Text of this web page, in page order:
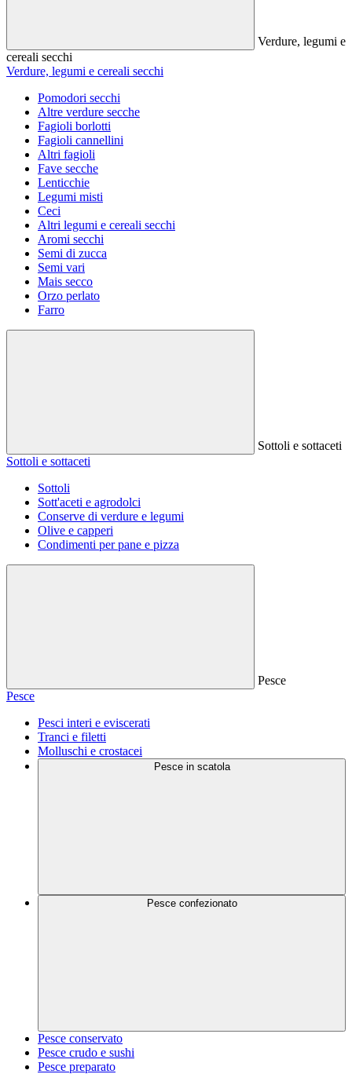
Verdure, legumi e
cereali secchi
Verdure, legumi e cereali secchi
Pomodori secchi
Altre verdure secche
Fagioli borlotti
Fagioli cannellini
Altri fagioli
Fave secche
Lenticchie
Legumi misti
Ceci
Altri legumi e cereali secchi
Aromi secchi
Semi di zucca
Semi vari
Mais secco
Orzo perlato
Farro
Sottoli e sottaceti
Sottoli e sottaceti
Sottoli
Sott'aceti e agrodolci
Conserve di verdure e legumi
Olive e capperi
Condimenti per pane e pizza
Pesce
Pesce
Pesci interi e eviscerati
Tranci e filetti
Molluschi e crostacei
Pesce in scatola
Pesce confezionato
Pesce conservato
Pesce crudo e sushi
Pesce preparato